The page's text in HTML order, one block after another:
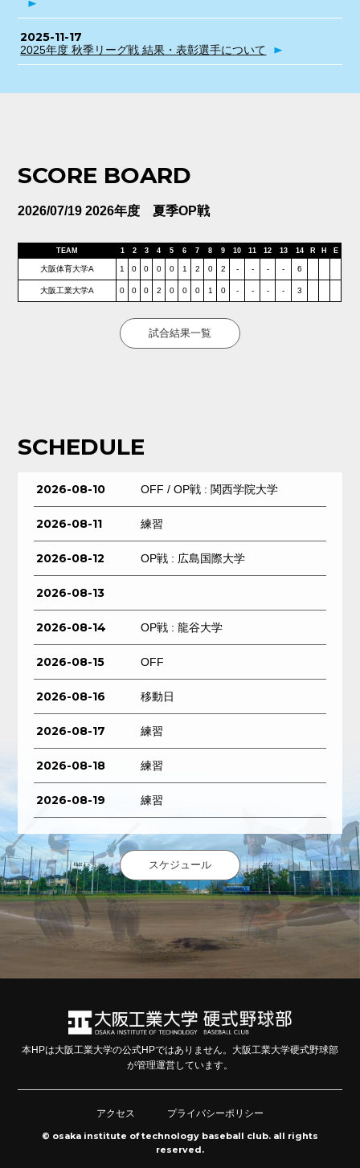
2025-11-17
2025年度 秋季リーグ戦 結果・表彰選手について
SCORE BOARD
2026/07/19 2026年度 夏季OP戦
TEAM 1 2 3 4 5 6 7 8 9 10 11 12 13 14 R H E
大阪体育大学A 1 0 0 0 0 1 2 0 2 - - - - 6
大阪工業大学A 0 0 0 2 0 0 0 1 0 - - - - 3
試合結果一覧
SCHEDULE
2026-08-10 OFF / OP戦 : 関西学院大学
2026-08-11 練習
2026-08-12 OP戦 : 広島国際大学
2026-08-13
2026-08-14 OP戦 : 龍谷大学
2026-08-15 OFF
2026-08-16 移動日
2026-08-17 練習
2026-08-18 練習
2026-08-19 練習
スケジュール
本HPは大阪工業大学の公式HPではありません。大阪工業大学硬式野球部
が管理運営しています。
アクセス
プライバシーポリシー
© osaka institute of technology baseball club. all rights
reserved.